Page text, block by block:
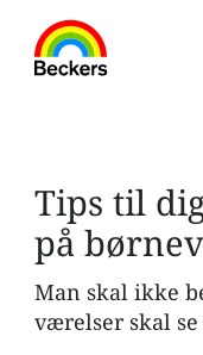
Tips til
på
Man skal ikke
værelser skal